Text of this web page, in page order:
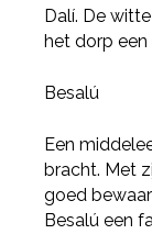
Dalí. De
het dorp een
Besalú
Een
bracht. Met
goed
Besalú een